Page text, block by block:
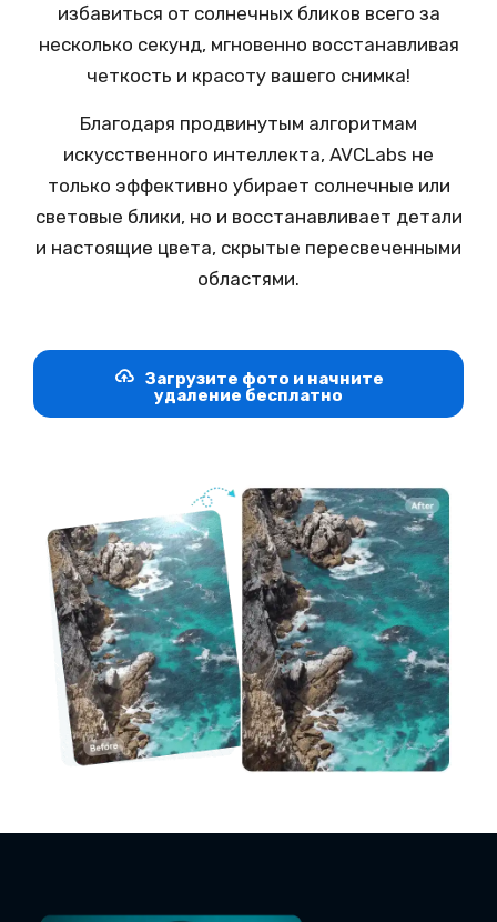
избавиться от солнечных бликов всего за
несколько секунд, мгновенно восстанавливая
четкость и красоту вашего снимка!
Благодаря продвинутым алгоритмам
искусственного интеллекта, AVCLabs не
только эффективно убирает солнечные или
световые блики, но и восстанавливает детали
и настоящие цвета, скрытые пересвеченными
областями.
Загрузите фото и начните
удаление бесплатно